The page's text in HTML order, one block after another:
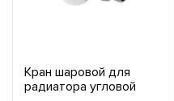
Кран шаровой для
радиатора угловой